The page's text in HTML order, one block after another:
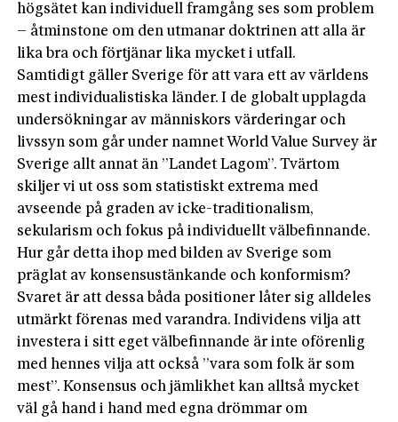
högsätet kan individuell framgång ses som problem
– åtminstone om den utmanar doktrinen att alla är
lika bra och förtjänar lika mycket i utfall.
Samtidigt gäller Sverige för att vara ett av världens
mest individualistiska länder. I de globalt upplagda
undersökningar av människors värderingar och
livssyn som går under namnet World Value Survey är
Sverige allt annat än ”Landet Lagom”. Tvärtom
skiljer vi ut oss som statistiskt extrema med
avseende på graden av icke-traditionalism,
sekularism och fokus på individuellt välbefinnande.
Hur går detta ihop med bilden av Sverige som
präglat av konsensustänkande och konformism?
Svaret är att dessa båda positioner låter sig alldeles
utmärkt förenas med varandra. Individens vilja att
investera i sitt eget välbefinnande är inte oförenlig
med hennes vilja att också ”vara som folk är som
mest”. Konsensus och jämlikhet kan alltså mycket
väl gå hand i hand med egna drömmar om